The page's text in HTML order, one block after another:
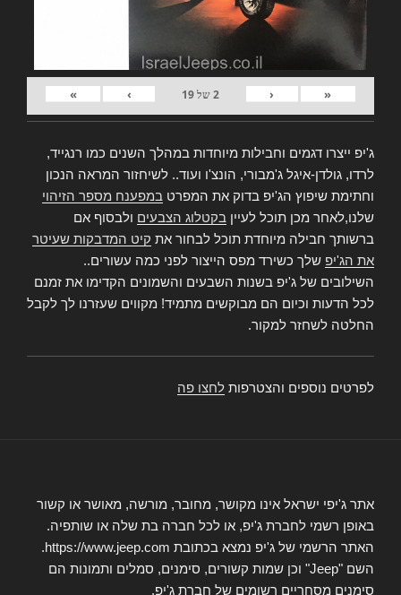
«
‹
2של19
›
»
ג'יפ ייצרו דגמים וחבילות מיוחדות במהלך השנים כמו רנגייד,
לרדו, גולדן-איגל ג'מבורי, הונצ'ו ועוד.. לשיחזור המראה הנכון
וחתימת שיפוץ הג'יפ בדוק את המפרט במפענח מספר הזיהוי
שלנו,לאחר מכן תוכל לעיין בקטלוג הצבעים ולבסוף אם
ברשותך חבילה מיוחדת תוכל לבחור את קיט המדבקות שעיטר
את הג'יפ שלך כשירד מפס הייצור לפני כמה עשורים..
השילובים של ג'יפ בשנות השבעים והשמונים הקדימו את זמנם
לכל הדעות וכיום הם מבוקשים מתמיד! מקווים שעזרנו לך לקבל
החלטה לשחזר למקור.
לפרטים נוספים והצטרפות לחצו פה
אתר ג'יפי ישראל אינו מקושר, מחובר, מורשה, מאושר או קשור
באופן רשמי לחברת ג'יפ, או לכל חברה בת שלה או שותפיה.
האתר הרשמי של ג'יפ נמצא בכתובת https://www.jeep.com.
השם "Jeep" וכן שמות קשורים, סימנים, סמלים ותמונות הם
סימנים מסחריים רשומים של חברת ג'יפ.